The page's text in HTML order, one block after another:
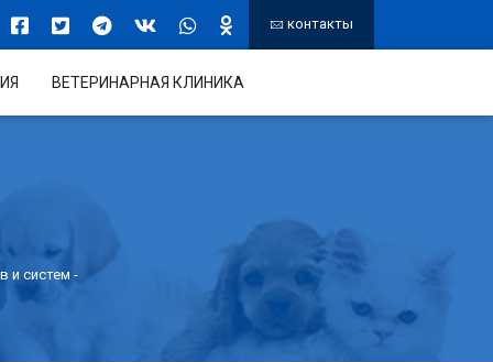
контакты
ВЕТЕРИНАРНАЯ КЛИНИКА
и систем -